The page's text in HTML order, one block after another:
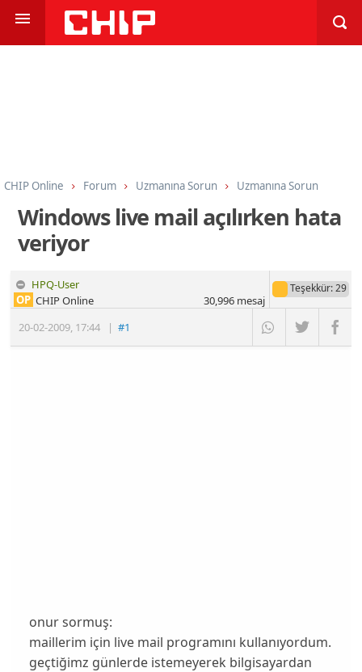
CHIP Online Forum Uzmanına Sorun Uzmanına Sorun
Windows live mail açılırken hata
veriyor
HPQ-User
20-02-2009, 17:44 |#1
OP CHIP Online
Teşekkür: 29
30,996mesaj
onur sormuş:
maillerim için live mail programını kullanıyordum.
geçtiğimz günlerde istemeyerek bilgisayardan